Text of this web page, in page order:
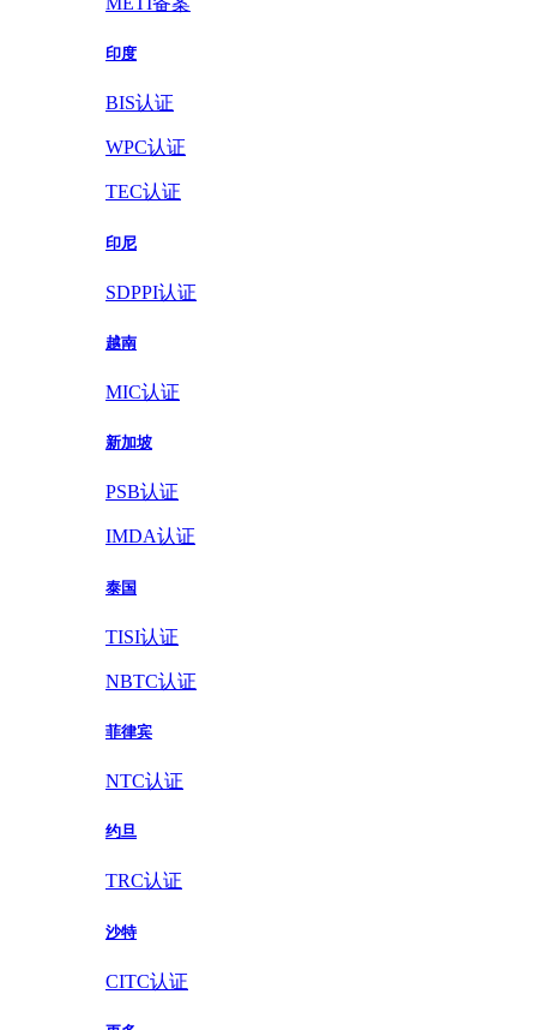
印度
BIS认证
WPC认证
TEC认证
印尼
SDPPI认证
越南
MIC认证
新加坡
PSB认证
IMDA认证
泰国
TISI认证
NBTC认证
菲律宾
NTC认证
约旦
TRC认证
沙特
CITC认证